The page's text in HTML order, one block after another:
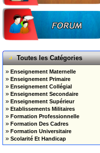
Toutes les Catégories
» Enseignement Maternelle
» Enseignement Primaire
» Enseignement Collégial
» Enseignement Secondaire
» Enseignement Supérieur
» Etablissements Militaires
» Formation Professionnelle
» Formation Des Cadres
» Formation Universitaire
» Scolarité Et Handicap